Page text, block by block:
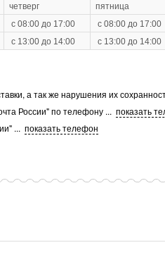
четверг пятница
с 08:00 до 17:00 с 08:00 до 17:00
с 13:00 до 14:00 с 13:00 до 14:00
а так же нарушения их
России" по телефону ... показать
... показать телефон